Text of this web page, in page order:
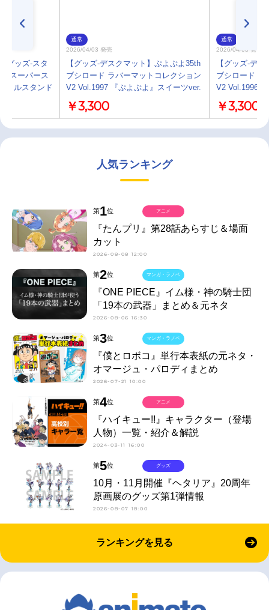
グッズ-スタ
スーパース
リルスタンド
通常
2026/04/03 発売
【グッズ-デスクマット】ぷよぷよ35th
ブシロード ラバーマットコレクション
V2 Vol.1997 『ぷよぷよ』スイーツver.
￥3,300
通常
2026/04/03 発売
【グッズ-デ
ブシロード ラ
V2 Vol.1996
￥3,300
人気ランキング
第1位
『たんプリ』第28話あらすじ＆場面
カット
2026-08-08 12:00
アニメ
第2位
『ONE PIECE』イム様・神の騎士団
「19本の武器」まとめ＆元ネタ
2026-08-06 16:30
マンガ・ラノベ
第3位
『僕とロボコ』単行本表紙の元ネタ・
オマージュ・パロディまとめ
2026-07-21 10:00
マンガ・ラノベ
第4位
『ハイキュー!!』キャラクター（登場
人物）一覧・紹介＆解説
2024-03-11 16:00
アニメ
第5位
10月・11月開催『ヘタリア』20周年
原画展のグッズ第1弾情報
2026-08-07 18:00
グッズ
ランキングを見る